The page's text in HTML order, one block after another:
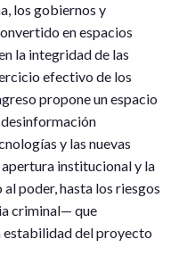
los gobiernos y
en espacios
la integridad de las
efectivo de los
propone un espacio
y las nuevas
institucional y la
poder, hasta los riesgos
criminal— que
estabilidad del proyecto